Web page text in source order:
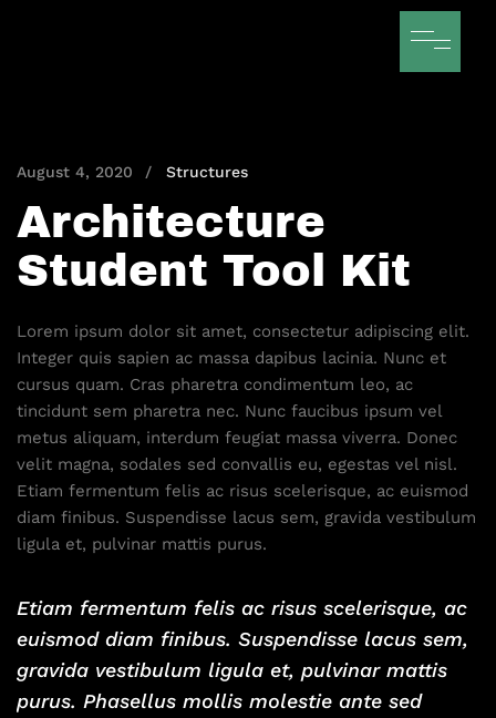
August 4, 2020 Structures
Architecture
Student Tool Kit
Lorem ipsum dolor sit amet, consectetur adipiscing elit.
Integer quis sapien ac massa dapibus lacinia. Nunc et
cursus quam. Cras pharetra condimentum leo, ac
tincidunt sem pharetra nec. Nunc faucibus ipsum vel
metus aliquam, interdum feugiat massa viverra. Donec
velit magna, sodales sed convallis eu, egestas vel nisl.
Etiam fermentum felis ac risus scelerisque, ac euismod
diam finibus. Suspendisse lacus sem, gravida vestibulum
ligula et, pulvinar mattis purus.
Etiam fermentum felis ac risus scelerisque, ac
euismod diam finibus. Suspendisse lacus sem,
gravida vestibulum ligula et, pulvinar mattis
purus. Phasellus mollis molestie ante sed